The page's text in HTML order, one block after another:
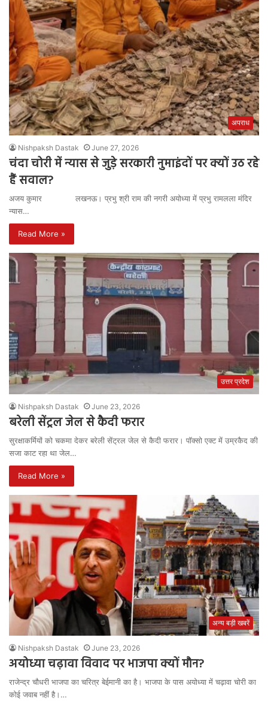
अपराध
Nishpaksh Dastak June 27, 2026
चंदा चोरी में न्यास से जुड़े सरकारी नुमाइंदों पर क्यों उठ रहे
हैं सवाल?
अजय कुमार लखनऊ। प्रभु श्री राम की नगरी अयोध्या में प्रभु रामलला मंदिर
न्यास…
Read More »
उत्तर प्रदेश
Nishpaksh Dastak June 23, 2026
बरेली सेंट्रल जेल से कैदी फरार
सुरक्षाकर्मियों को चकमा देकर बरेली सेंट्रल जेल से कैदी फरार। पॉक्सो एक्ट में उम्रकैद की
सजा काट रहा था जेल…
Read More »
अन्य बड़ी खबरें
Nishpaksh Dastak June 23, 2026
अयोध्या चढ़ावा विवाद पर भाजपा क्यों मौन?
राजेन्द्र चौधरी भाजपा का चरित्र बेईमानी का है। भाजपा के पास अयोध्या में चढ़ावा चोरी का
कोई जवाब नहीं है।…